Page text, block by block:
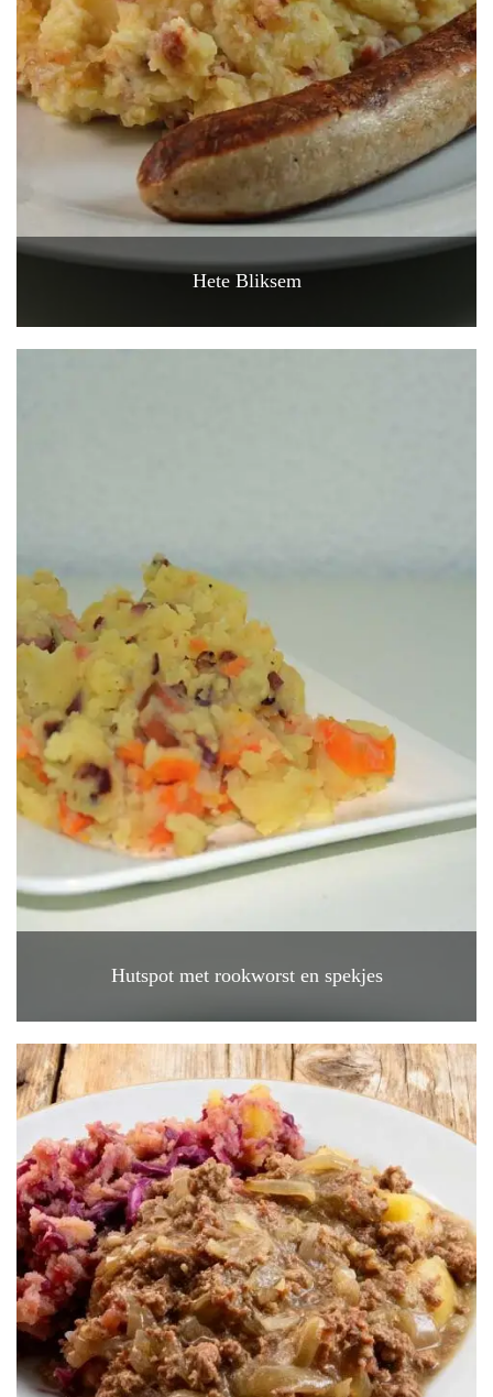
Hete Bliksem
Hutspot met rookworst en spekjes